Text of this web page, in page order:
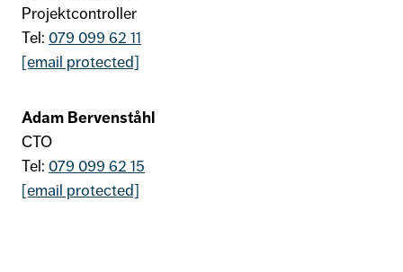
Projektcontroller
Tel: 079 099 62 11
[email protected]
Adam Bervenståhl
CTO
Tel: 079 099 62 15
[email protected]